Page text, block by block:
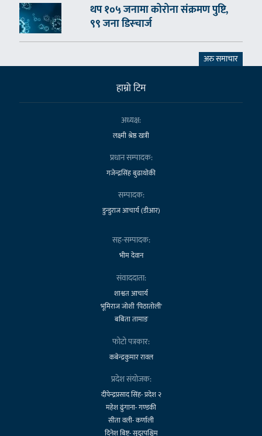
थप १०५ जनामा कोरोना संक्रमण पुष्टि,
९९ जना डिस्चार्ज
अरु समाचार
हाम्राे टिम
अध्यक्ष:
लक्ष्मी श्रेष्ठ खत्री
प्रधान सम्पादक:
गजेन्द्रसिंह बुढाथोकी
सम्पादक:
डुन्डुराज आचार्य (डीआर)
सह-सम्पादक:
भीम देवान
संवाददाता:
शाश्वत आचार्य
भूमिराज जोशी 'पिठातोली'
बबिता तामाङ
फोटो पत्रकार:
कबेन्द्रकुमार रावल
प्रदेश संयोजक:
दीपेन्द्रप्रसाद सिंह- प्रदेश २
महेश ढुंगाना- गण्डकी
सीता वली- कर्णाली
दिनेश बिष्ट- सुदूरपश्चिम